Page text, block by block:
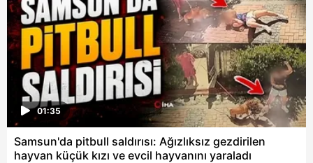
01:35
Samsun'da pitbull saldırısı: Ağızlıksız gezdirilen
hayvan küçük kızı ve evcil hayvanını yaraladı